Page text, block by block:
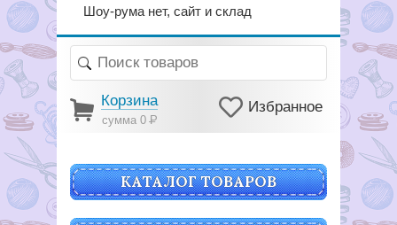
Шоу-рума нет, сайт и склад
Корзина
сумма 0Р
Избранное
КАТАЛОГ ТОВАРОВ